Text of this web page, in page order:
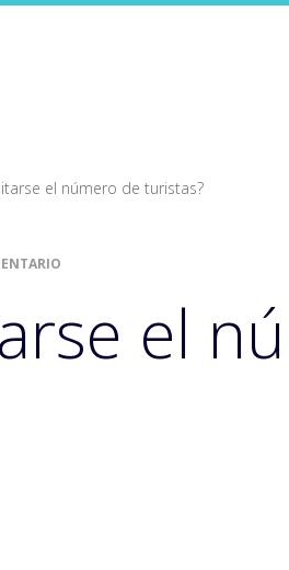
el número de turistas?
el